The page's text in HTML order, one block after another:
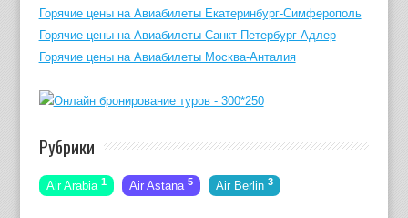
Горячие цены на Авиабилеты Екатеринбург-Симферополь
Горячие цены на Авиабилеты Санкт-Петербург-Адлер
Горячие цены на Авиабилеты Москва-Анталия
Рубрики
Air Arabia 1 Air Astana 5 Air Berlin 3